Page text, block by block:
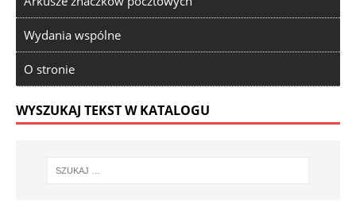
Wydania wspólne
O stronie
WYSZUKAJ TEKST W KATALOGU